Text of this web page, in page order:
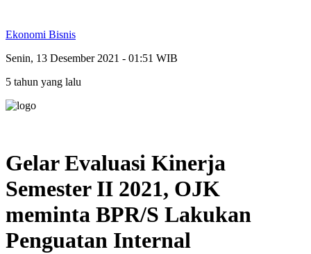
Ekonomi Bisnis
Senin, 13 Desember 2021 - 01:51 WIB
5 tahun yang lalu
Gelar Evaluasi Kinerja
Semester II 2021, OJK
meminta BPR/S Lakukan
Penguatan Internal